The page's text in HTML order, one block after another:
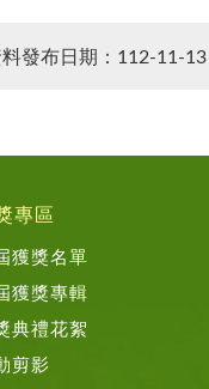
料發布日期：112-11-13
專區
獲獎名單
獲獎專輯
典禮花絮
剪影